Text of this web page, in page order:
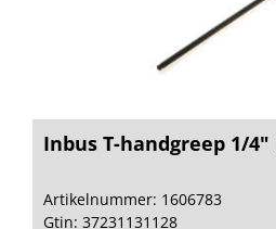
Inbus T-handgreep 1/4"
Artikelnummer: 1606783
Gtin: 37231131128